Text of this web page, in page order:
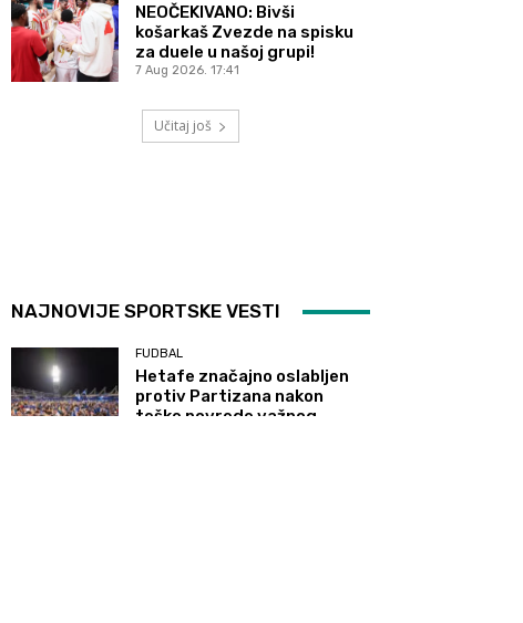
NEOČEKIVANO: Bivši
košarkaš Zvezde na spisku
za duele u našoj grupi!
7 Aug 2026. 17:41
Učitaj još